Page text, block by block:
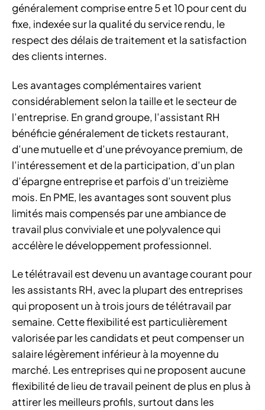
généralement comprise entre 5 et 10 pour cent du
fixe, indexée sur la qualité du service rendu, le
respect des délais de traitement et la satisfaction
des clients internes.
Les avantages complémentaires varient
considérablement selon la taille et le secteur de
l’entreprise. En grand groupe, l’assistant RH
bénéficie généralement de tickets restaurant,
d’une mutuelle et d’une prévoyance premium, de
l’intéressement et de la participation, d’un plan
d’épargne entreprise et parfois d’un treizième
mois. En PME, les avantages sont souvent plus
limités mais compensés par une ambiance de
travail plus conviviale et une polyvalence qui
accélère le développement professionnel.
Le télétravail est devenu un avantage courant pour
les assistants RH, avec la plupart des entreprises
qui proposent un à trois jours de télétravail par
semaine. Cette flexibilité est particulièrement
valorisée par les candidats et peut compenser un
salaire légèrement inférieur à la moyenne du
marché. Les entreprises qui ne proposent aucune
flexibilité de lieu de travail peinent de plus en plus à
attirer les meilleurs profils, surtout dans les